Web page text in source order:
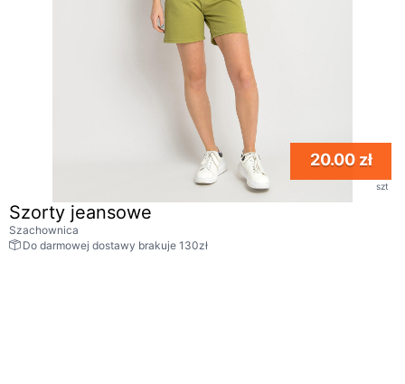
20.00 zł
szt
Szorty jeansowe
Szachownica
Do darmowej dostawy brakuje 130zł